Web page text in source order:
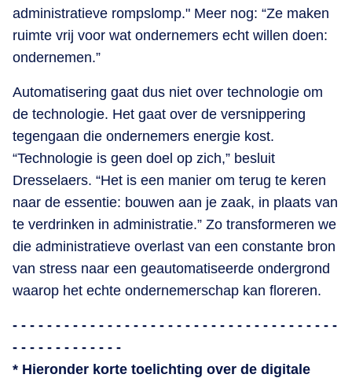
administratieve rompslomp." Meer nog: “Ze maken
ruimte vrij voor wat ondernemers echt willen doen:
ondernemen.”
Automatisering gaat dus niet over technologie om
de technologie. Het gaat over de versnippering
tegengaan die ondernemers energie kost.
“Technologie is geen doel op zich,” besluit
Dresselaers. “Het is een manier om terug te keren
naar de essentie: bouwen aan je zaak, in plaats van
te verdrinken in administratie.” Zo transformeren we
die administratieve overlast van een constante bron
van stress naar een geautomatiseerde ondergrond
waarop het echte ondernemerschap kan floreren.
- - - - - - - - - - - - - - - - - - - - - - - - - - - - - - - - - - - - - -
- - - - - - - - - - - - -
* Hieronder korte toelichting over de digitale